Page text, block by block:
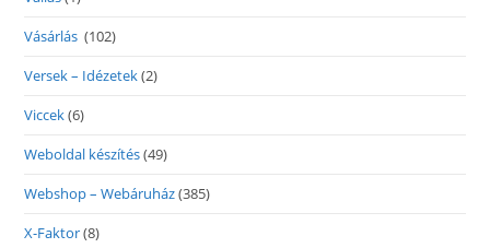
Vásárlás (102)
Versek – Idézetek(2)
Viccek(6)
Weboldal készítés(49)
Webshop – Webáruház(385)
X-Faktor(8)